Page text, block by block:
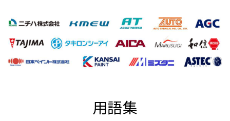
用語集